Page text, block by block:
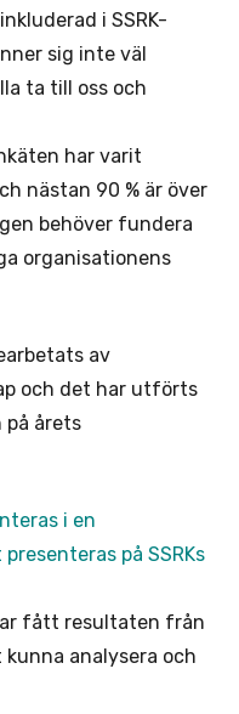
i SSRK-
sig inte väl
ta till oss och
har varit
nästan 90 % är över
behöver fundera
organisationens
av
och det har utförts
på årets
i en
på SSRKs
fått resultaten från
analysera och